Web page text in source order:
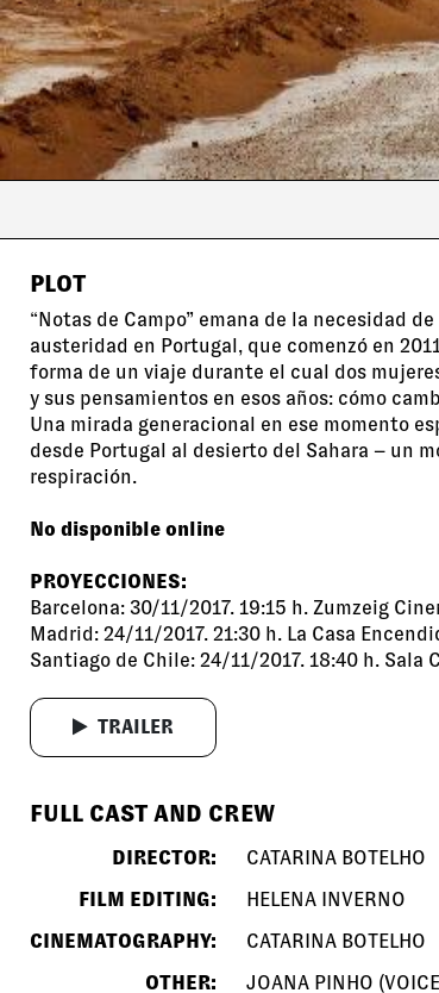
PLOT
“Notas de Campo” emana de la necesidad
austeridad en Portugal, que comenzó en
forma de un viaje durante el cual dos
y sus pensamientos en esos años: cómo
Una mirada generacional en ese momento
desde Portugal al desierto del Sahara – un
respiración.
No disponible online
PROYECCIONES:
Barcelona: 30/11/2017. 19:15 h. Zumzeig
Madrid: 24/11/2017. 21:30 h. La Casa
Santiago de Chile: 24/11/2017. 18:40 h. Sala
TRAILER
FULL CAST AND CREW
DIRECTOR:
CATARINA BOTELHO
FILM EDITING:
HELENA INVERNO
CINEMATOGRAPHY:
CATARINA BOTELHO
OTHER:
JOANA PINHO